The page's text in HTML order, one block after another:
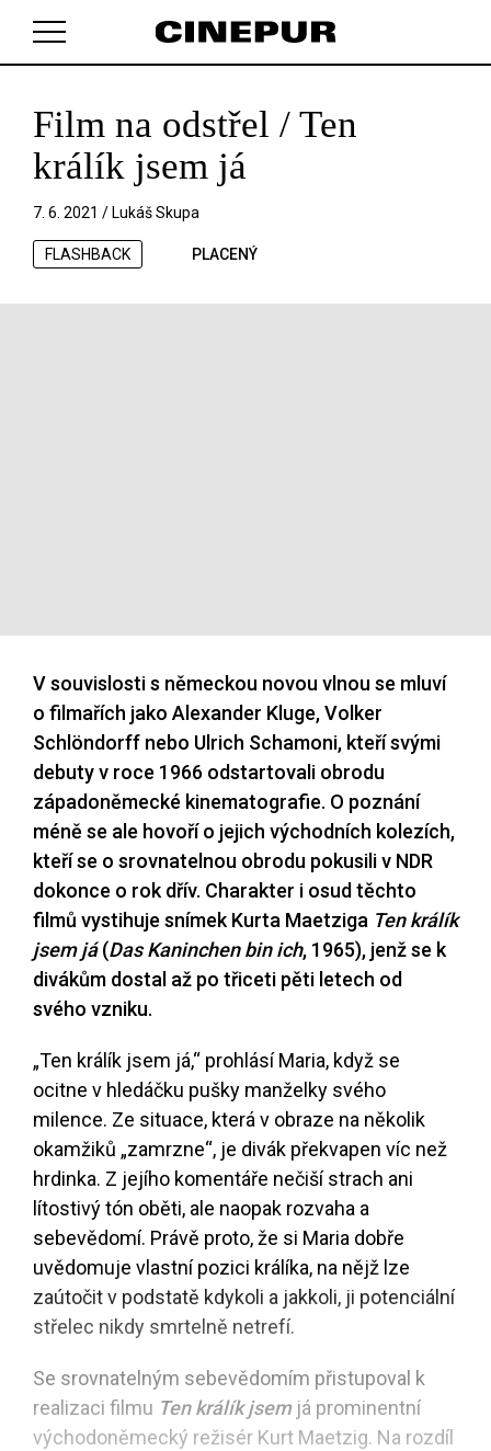
V košíku zatím nemáte žádné položky.
Film na odstřel / Ten
králík jsem já
7. 6. 2021 / Lukáš Skupa
FLASHBACK PLACENÝ
V souvislosti s německou novou vlnou se mluví
o filmařích jako Alexander Kluge, Volker
Schlöndorff nebo Ulrich Schamoni, kteří svými
debuty v roce 1966 odstartovali obrodu
západoněmecké kinematografie. O poznání
méně se ale hovoří o jejich východních kolezích,
kteří se o srovnatelnou obrodu pokusili v NDR
dokonce o rok dřív. Charakter i osud těchto
filmů vystihuje snímek Kurta Maetziga Ten králík
jsem já(Das Kaninchen bin ich, 1965), jenž se k
divákům dostal až po třiceti pěti letech od
svého vzniku.
„Ten králík jsem já,“ prohlásí Maria, když se
ocitne v hledáčku pušky manželky svého
milence. Ze situace, která v obraze na několik
okamžiků „zamrzne“, je divák překvapen víc než
hrdinka. Z jejího komentáře nečiší strach ani
lítostivý tón oběti, ale naopak rozvaha a
sebevědomí. Právě proto, že si Maria dobře
uvědomuje vlastní pozici králíka, na nějž lze
zaútočit v podstatě kdykoli a jakkoli, ji potenciální
střelec nikdy smrtelně netrefí.
Se srovnatelným sebevědomím přistupoval k
realizaci filmu Ten králík jsemjá prominentní
východoněmecký režisér Kurt Maetzig. Na rozdíl